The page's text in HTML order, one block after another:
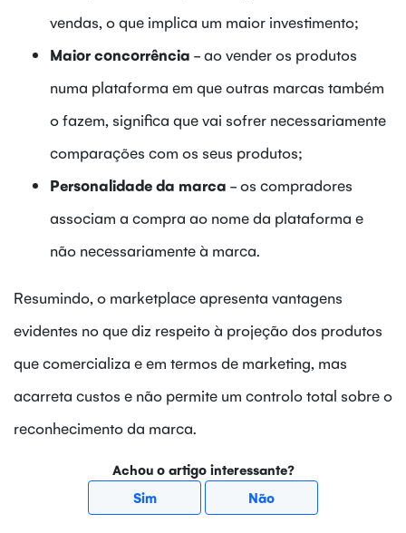
vendas, o que implica um maior investimento;
Maior concorrência - ao vender os produtos
numa plataforma em que outras marcas também
o fazem, significa que vai sofrer necessariamente
comparações com os seus produtos;
Personalidade da marca - os compradores
associam a compra ao nome da plataforma e
não necessariamente à marca.
Resumindo, o marketplace apresenta vantagens
evidentes no que diz respeito à projeção dos produtos
que comercializa e em termos de marketing, mas
acarreta custos e não permite um controlo total sobre o
reconhecimento da marca.
Achou o artigo interessante?
Sim
Não